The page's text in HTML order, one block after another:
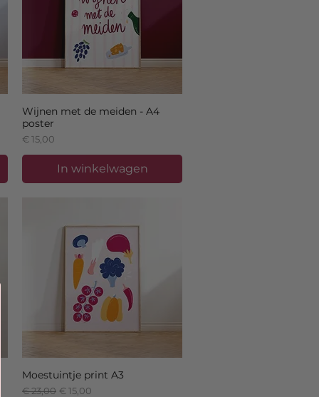
Wijnen met de meiden - A4
poster
Prijs
€ 15,00
In winkelwagen
Moestuintje print A3
Normale prijs
€ 23,00 Verkoopprijs
€ 15,00